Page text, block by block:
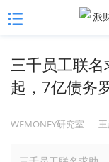
三千员工联
起，7亿债务
WEMONEY研究室